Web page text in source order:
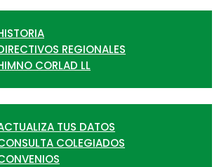
REGIONALES
CORLAD LL
TUS DATOS
COLEGIADOS